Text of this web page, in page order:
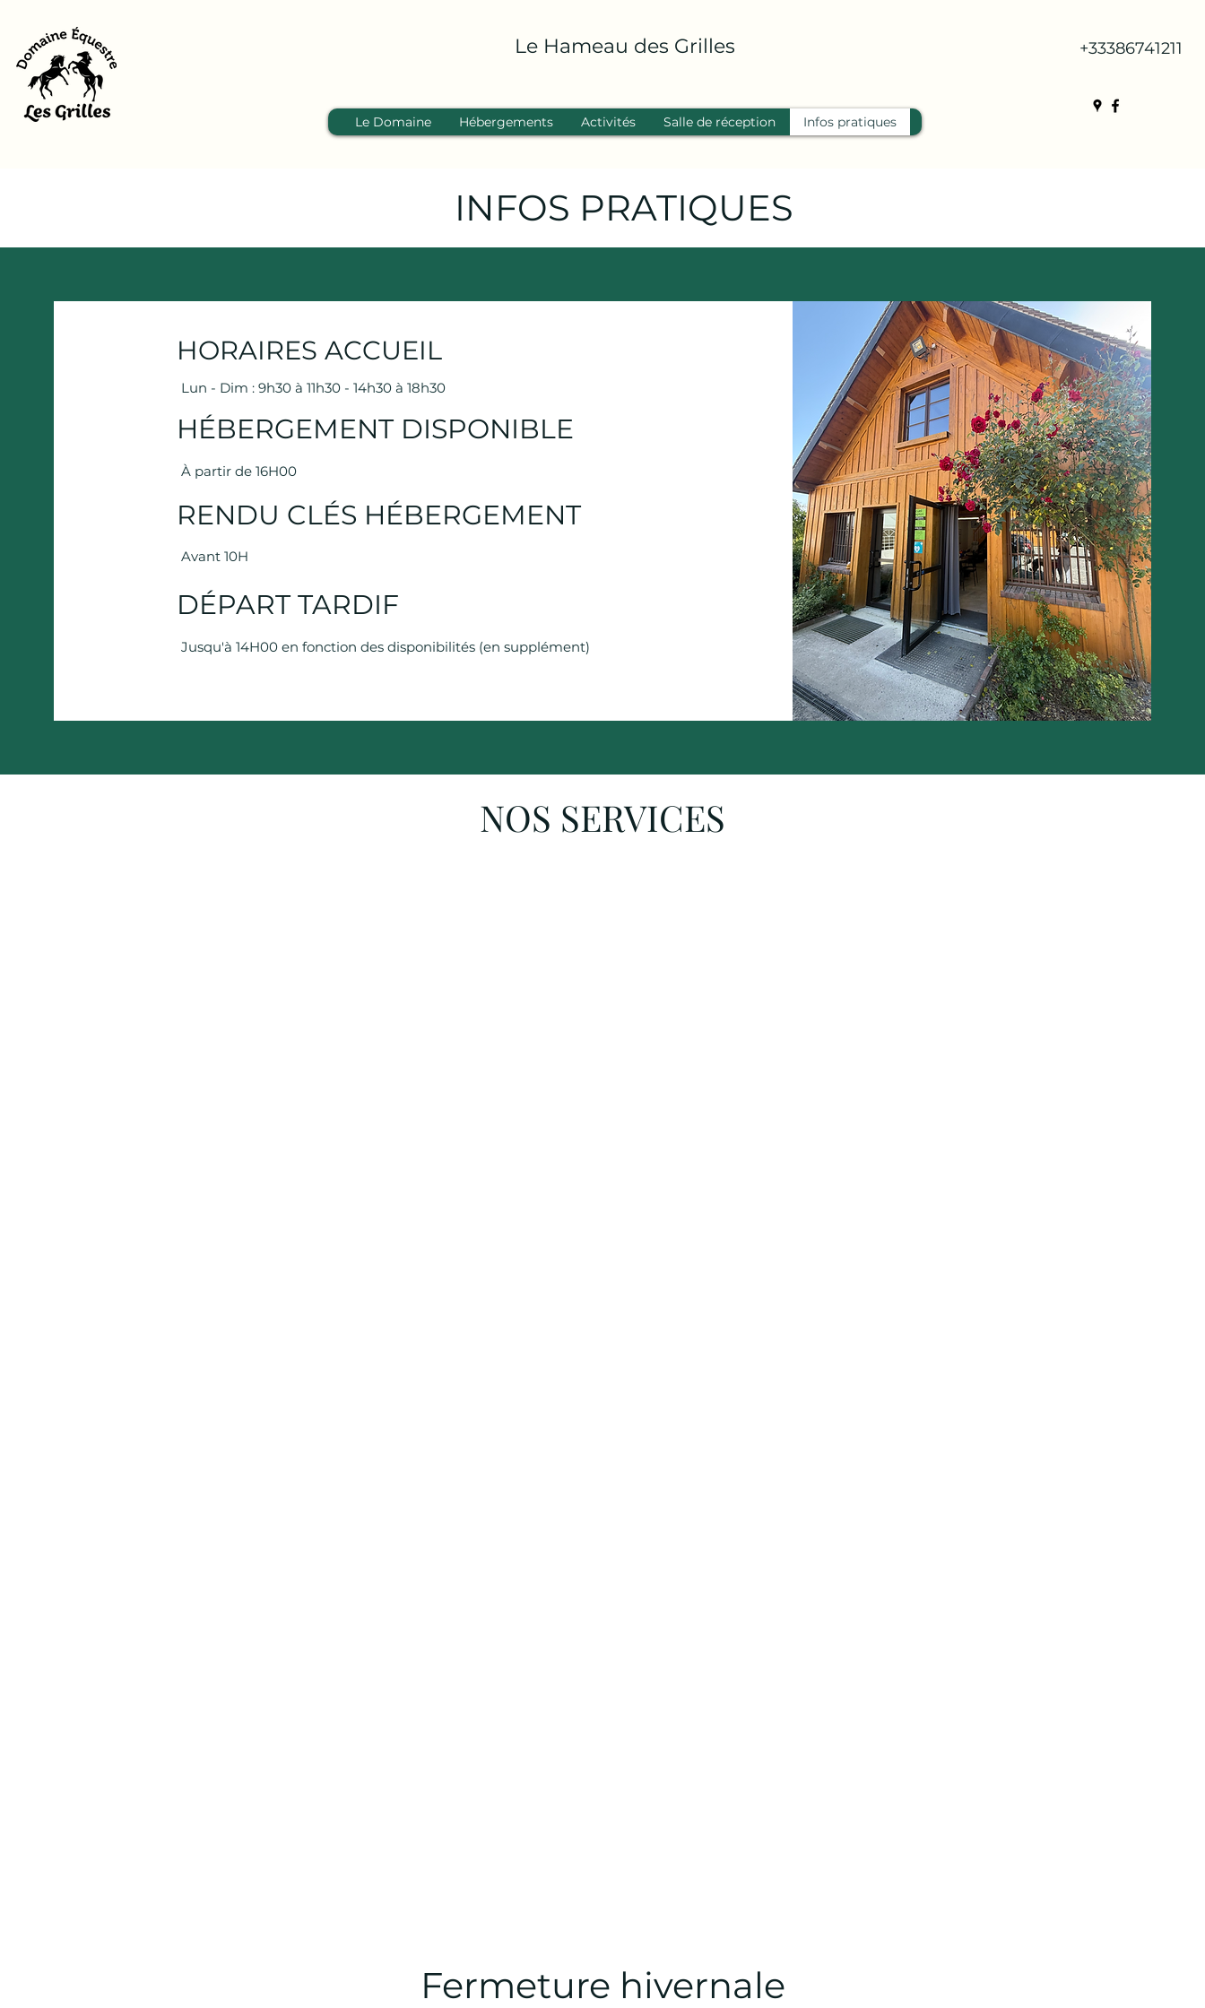
Le Hameau des Grilles +33386741211
Le Domaine Hébergements Activités Salle de réception Infos pratiques
INFOS PRATIQUES
HORAIRES ACCUEIL
Lun - Dim : 9h30 à 11h30 - 14h30 à 18h30
HÉBERGEMENT DISPONIBLE
À partir de 16H00
RENDU CLÉS HÉBERGEMENT
Avant 10H
DÉPART TARDIF
Jusqu'à 14H00 en fonction des disponibilités (en supplément)
NOS SERVICES
Fermeture hivernale